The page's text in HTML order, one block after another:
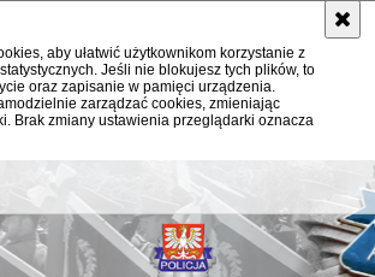
aby ułatwić użytkownikom korzystanie z
Jeśli nie blokujesz tych plików, to
oraz zapisanie w pamięci urządzenia.
zarządzać cookies, zmieniając
Brak zmiany ustawienia przeglądarki oznacza